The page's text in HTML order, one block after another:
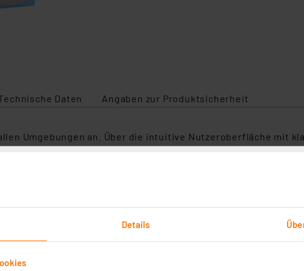
Details
Daten Angaben zur Produktsicherheit
Umgebungen an. Über die intuitive Nutzeroberfläche mit
über die Hardwaretasten aufgerufen werden – ohne
können Sie genau unterscheiden, wo der Besucher gerade
Farben (ideal für Hörbehinderte).
sie kann per WLAN und Internet weltweit DoorBird